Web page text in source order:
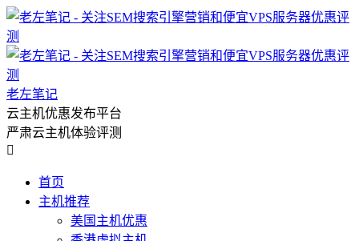
老左笔记
云主机优惠发布平台
严肃云主机体验评测

首页
主机推荐
美国主机优惠